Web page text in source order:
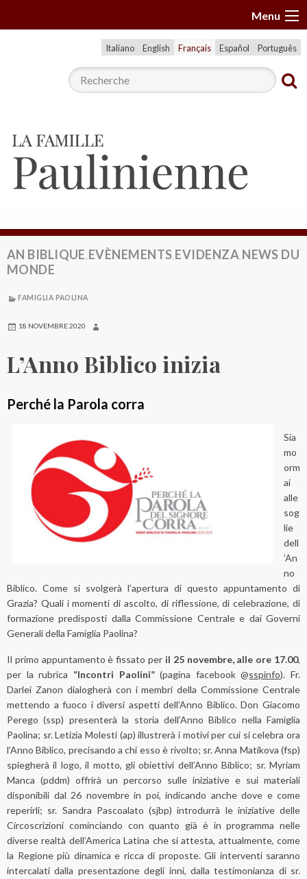
l
n
Menu
Italiano English Français Español Português
AN BIBLIQUE, EVÈNEMENTS, EVIDENZA, NEWS DU
MONDE
FAMIGLIA PAOLINA
18 NOVEMBRE 2020
L’Anno Biblico inizia
Perché la Parola corra
Sia
mo
orm
ai
alle
sog
lie
dell
’An
no
Biblico. Come si svolgerà l’apertura di questo appuntamento di
Grazia? Quali i momenti di ascolto, di riflessione, di celebrazione, di
formazione predisposti dalla Commissione Centrale e dai Governi
Generali della Famiglia Paolina?
Il primo appuntamento è fissato per il 25 novembre, alle ore 17.00,
per la rubrica “Incontri Paolini”(pagina facebook @sspinfo). Fr.
Darlei Zanon dialogherà con i membri della Commissione Centrale
mettendo a fuoco i diversi aspetti dell’Anno Biblico. Don Giacomo
Perego (ssp) presenterà la storia dell’Anno Biblico nella Famiglia
Paolina; sr. Letizia Molesti (ap) illustrerà i motivi per cui si celebra ora
l’Anno Biblico, precisando a chi esso è rivolto; sr. Anna Matikova (fsp)
spiegherà il logo, il motto, gli obiettivi dell’Anno Biblico; sr. Myriam
Manca (pddm) offrirà un percorso sulle iniziative e sui materiali
disponibili dal 26 novembre in poi, indicando anche dove e come
reperirli; sr. Sandra Pascoalato (sjbp) introdurrà le iniziative delle
Circoscrizioni cominciando con quanto già è in programma nelle
diverse realtà dell’America Latina che si attesta, attualmente, come
la Regione più dinamica e ricca di proposte. Gli interventi saranno
intercalati dalla presentazione degli inni, dalla testimonianza di sr.